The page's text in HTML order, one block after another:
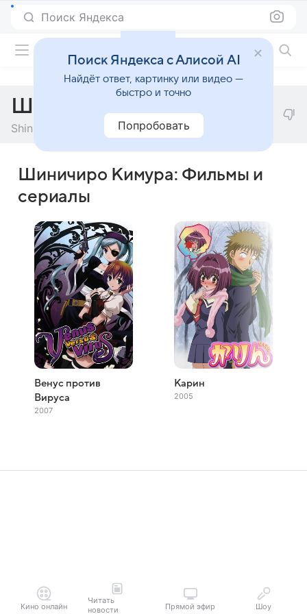
Поиск Яндекса
Шиничиро Кимура
Shinichiro Kimura
Шиничиро Кимура: Фильмы и
сериалы
Венус против
Вируса
2007
Карин
2005
Кино онлайн
Читать
новости
Прямой эфир Шоу
Поиск Яндекса с Алисой AI
Найдёт ответ, картинку или видео —
быстро и точно
Попробовать